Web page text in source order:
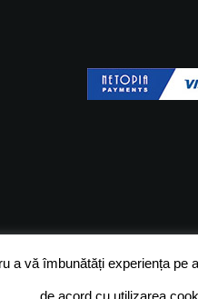
a vă îmbunătăți experiența
de acord cu utilizarea